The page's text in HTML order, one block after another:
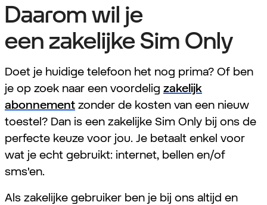
Daarom wil je
een zakelijke Sim Only
Doet je huidige telefoon het nog prima? Of ben
je op zoek naar een voordelig zakelijk
abonnement zonder de kosten van een nieuw
toestel? Dan is een zakelijke Sim Only bij ons de
perfecte keuze voor jou. Je betaalt enkel voor
wat je echt gebruikt: internet, bellen en/of
sms'en.
Als zakelijke gebruiker ben je bij ons altijd en